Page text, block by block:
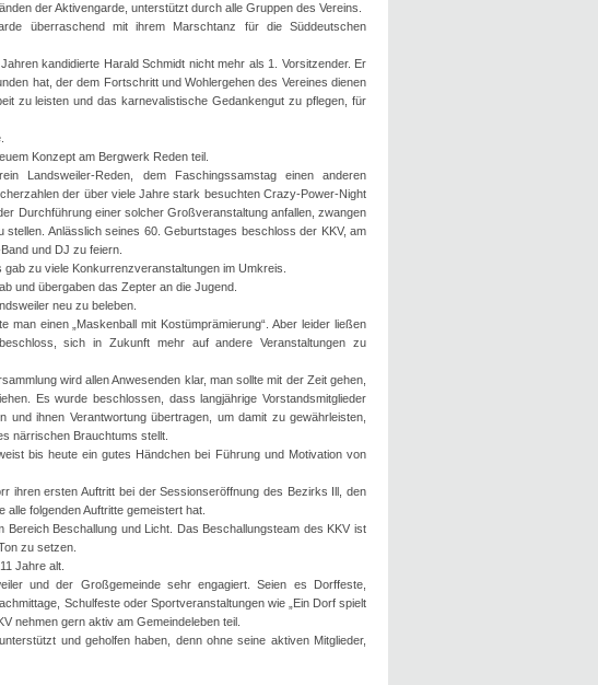
der Aktivengarde, unterstützt durch alle Gruppen des Vereins.
überraschend mit ihrem Marschtanz für die Süddeutschen
kandidierte Harald Schmidt nicht mehr als 1. Vorsitzender. Er
hat, der dem Fortschritt und Wohlergehen des Vereines dienen
zu leisten und das karnevalistische Gedankengut zu pflegen, für
Konzept am Bergwerk Reden teil.
Landsweiler-Reden, dem Faschingssamstag einen anderen
der über viele Jahre stark besuchten Crazy-Power-Night
Durchführung einer solcher Großveranstaltung anfallen, zwangen
Anlässlich seines 60. Geburtstages beschloss der KKV, am
und DJ zu feiern.
zu viele Konkurrenzveranstaltungen im Umkreis.
und übergaben das Zepter an die Jugend.
neu zu beleben.
man einen „Maskenball mit Kostümprämierung“. Aber leider ließen
sich in Zukunft mehr auf andere Veranstaltungen zu
wird allen Anwesenden klar, man sollte mit der Zeit gehen,
Es wurde beschlossen, dass langjährige Vorstandsmitglieder
und ihnen Verantwortung übertragen, um damit zu gewährleisten,
närrischen Brauchtums stellt.
bis heute ein gutes Händchen bei Führung und Motivation von
ihren ersten Auftritt bei der Sessionseröffnung des Bezirks Ill, den
folgenden Auftritte gemeistert hat.
Beschallung und Licht. Das Beschallungsteam des KKV ist
zu setzen.
Jahre alt.
und der Großgemeinde sehr engagiert. Seien es Dorffeste,
Schulfeste oder Sportveranstaltungen wie „Ein Dorf spielt
nehmen gern aktiv am Gemeindeleben teil.
und geholfen haben, denn ohne seine aktiven Mitglieder,